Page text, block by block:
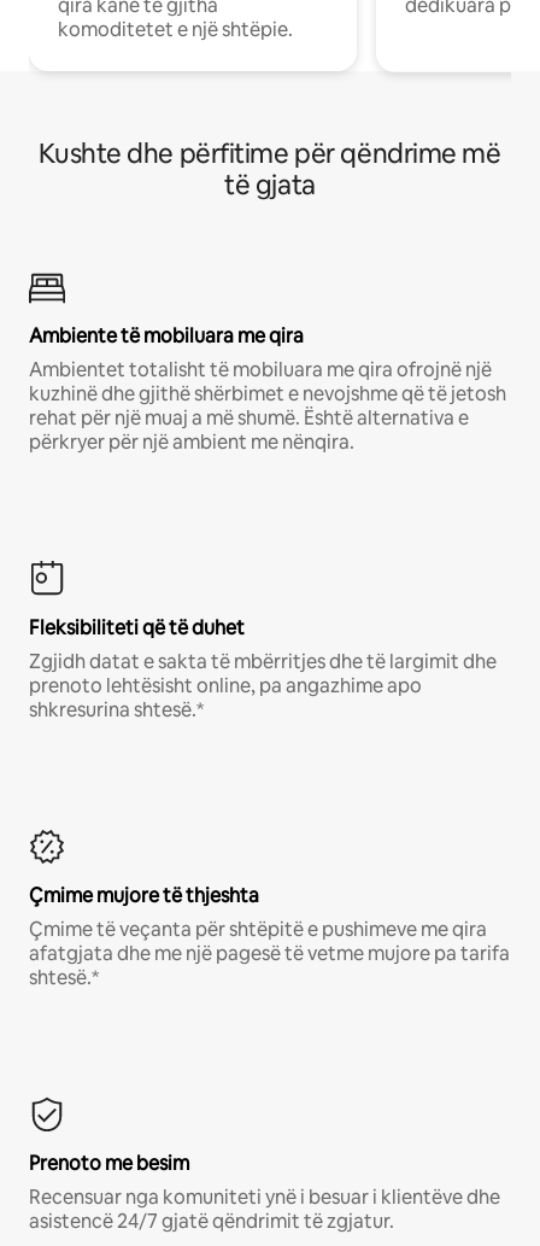
komoditetet e një shtëpie.
Kushte dhe përfitime për qëndrime më
të gjata
Ambiente të mobiluara me qira
Ambientet totalisht të mobiluara me qira ofrojnë një
kuzhinë dhe gjithë shërbimet e nevojshme që të jetosh
rehat për një muaj a më shumë. Është alternativa e
përkryer për një ambient me nënqira.
Fleksibiliteti që të duhet
Zgjidh datat e sakta të mbërritjes dhe të largimit dhe
prenoto lehtësisht online, pa angazhime apo
shkresurina shtesë.*
Çmime mujore të thjeshta
Çmime të veçanta për shtëpitë e pushimeve me qira
afatgjata dhe me një pagesë të vetme mujore pa tarifa
shtesë.*
Prenoto me besim
Recensuar nga komuniteti ynë i besuar i klientëve dhe
asistencë 24/7 gjatë qëndrimit të zgjatur.